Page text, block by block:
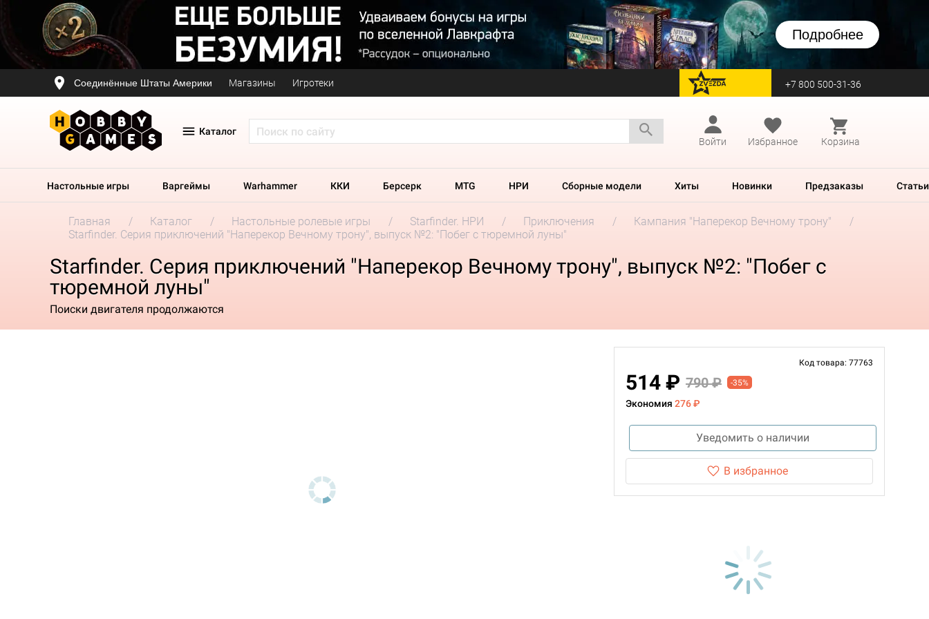
Подробнее
Соединённые Штаты Америки Магазины Игротеки перейти на Zvezda +7 800 500-31-36
Каталог
Войти
Избранное Корзина
Настольные игры Варгеймы Warhammer ККИ Берсерк MTG НРИ Сборные модели Хиты Новинки Предзаказы Статьи
Главная Каталог Настольные ролевые игры Starfinder. НРИ Приключения
Кампания "Наперекор Вечному трону"
Starfinder. Серия приключений "Наперекор Вечному трону", выпуск №2: "Побег с тюремной луны"
Starfinder. Серия приключений "Наперекор Вечному трону", выпуск №2: "Побег с
тюремной луны"
Поиски двигателя продолжаются
Код товара: 77763
514 ₽ 790 ₽ -35%
Экономия 276 ₽
Уведомить о наличии
В избранное